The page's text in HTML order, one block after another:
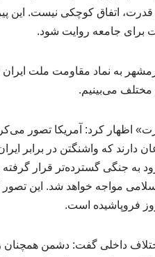
اتفاق کوچکی نیست. این
برای جامعه روایت شود.
به نماد مقاومت ملت ایران
مختلف می‌بینیم.
کرد: آمریکا تصور می‌کرد
دارند که واشنگتن در برابر
جنگی گسترده‌تر قرار گرفته
مواجه خواهد شد. این تصور
فروپاشیده است.
داخلی گفت: دشمن